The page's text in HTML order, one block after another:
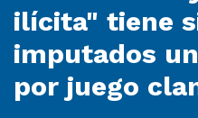
ilícita" tiene
imputados
por juego